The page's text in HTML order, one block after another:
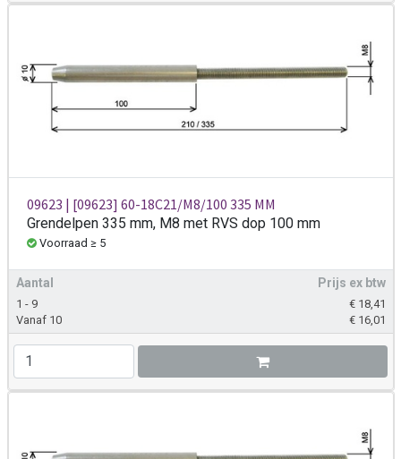
09623 | [09623] 60-18C21/M8/100 335 MM
Grendelpen 335 mm, M8 met RVS dop 100 mm
Voorraad ≥ 5
Aantal Prijs ex btw
1 - 9 € 18,41
Vanaf 10
€ 16,01